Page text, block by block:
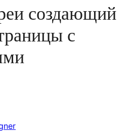
создающий
с